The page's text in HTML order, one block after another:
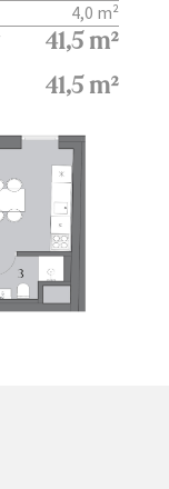
4,0 m²
41,5 m²
41,5 m²